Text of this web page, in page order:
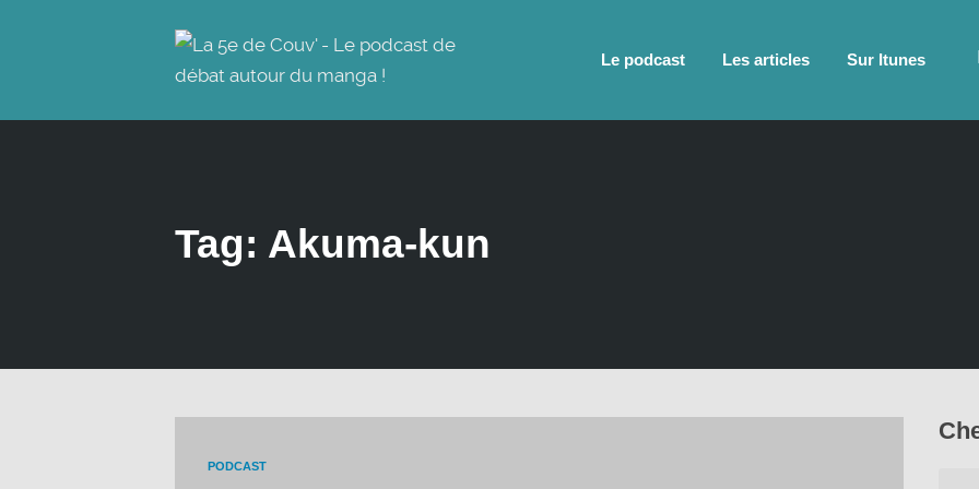
Le podcast Les articles Sur Itunes
Tag: Akuma-kun
PODCAST